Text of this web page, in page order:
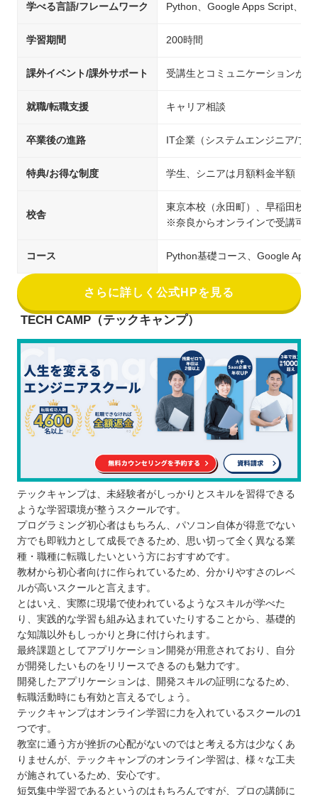
学べる言語/フレームワーク Python、Google Apps Script、
学習期間 200時間
課外イベント/課外サポート 受講生とコミュニケーションが
就職/転職支援 キャリア相談
卒業後の進路 IT企業（システムエンジニア/プ
特典/お得な制度 学生、シニアは月額料金半額
校舎
東京本校（永田町）、早稲田校
※奈良からオンラインで受講可能
コース Python基礎コース、Google
さらに詳しく公式HPを見る
TECH CAMP（テックキャンプ）
テックキャンプは、未経験者がしっかりとスキルを習得できる
ような学習環境が整うスクールです。
プログラミング初心者はもちろん、パソコン自体が得意でない
方でも即戦力として成長できるため、思い切って全く異なる業
種・職種に転職したいという方におすすめです。
教材から初心者向けに作られているため、分かりやすさのレベ
ルが高いスクールと言えます。
とはいえ、実際に現場で使われているようなスキルが学べた
り、実践的な学習も組み込まれていたりすることから、基礎的
な知識以外もしっかりと身に付けられます。
最終課題としてアプリケーション開発が用意されており、自分
が開発したいものをリリースできるのも魅力です。
開発したアプリケーションは、開発スキルの証明になるため、
転職活動時にも有効と言えるでしょう。
テックキャンプはオンライン学習に力を入れているスクールの1
つです。
教室に通う方が挫折の心配がないのではと考える方は少なくあ
りませんが、テックキャンプのオンライン学習は、様々な工夫
が施されているため、安心です。
短気集中学習であるというのはもちろんですが、プロの講師に